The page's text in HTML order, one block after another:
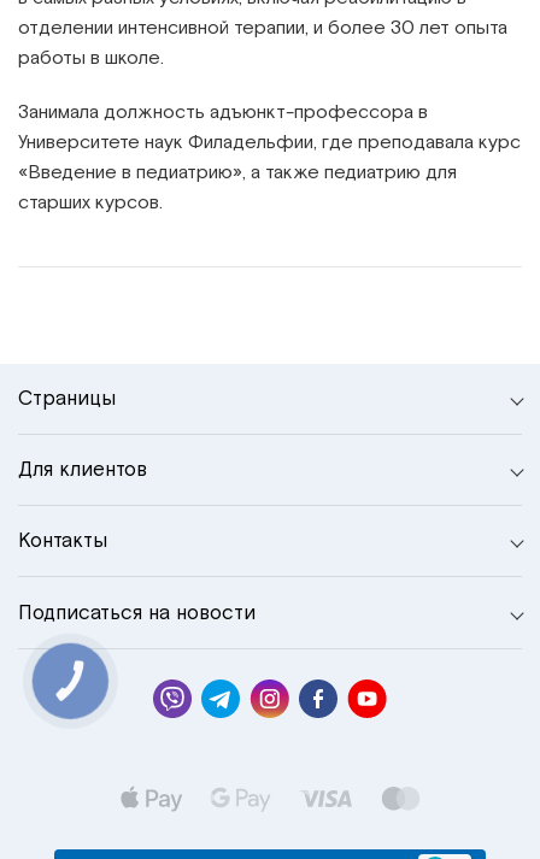
отделении интенсивной терапии, и более 30 лет опыта
работы в школе.
Занимала должность адъюнкт-профессора в
Университете наук Филадельфии, где преподавала курс
«Введение в педиатрию», а также педиатрию для
старших курсов.
Страницы
Для клиентов
Контакты
Подписаться на новости
КНОПКА
СВЯЗИ